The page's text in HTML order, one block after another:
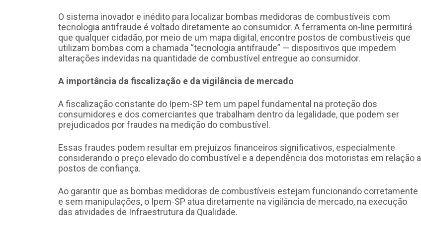
O sistema inovador e inédito para localizar bombas medidoras de combustíveis com
tecnologia antifraude é voltado diretamente ao consumidor. A ferramenta on-line permitirá
que qualquer cidadão, por meio de um mapa digital, encontre postos de combustíveis que
utilizam bombas com a chamada “tecnologia antifraude” — dispositivos que impedem
alterações indevidas na quantidade de combustível entregue ao consumidor.
A importância da fiscalização e da vigilância de mercado
A fiscalização constante do Ipem-SP tem um papel fundamental na proteção dos
consumidores e dos comerciantes que trabalham dentro da legalidade, que podem ser
prejudicados por fraudes na medição do combustível.
Essas fraudes podem resultar em prejuízos financeiros significativos, especialmente
considerando o preço elevado do combustível e a dependência dos motoristas em relação a
postos de confiança.
Ao garantir que as bombas medidoras de combustíveis estejam funcionando corretamente
e sem manipulações, o Ipem-SP atua diretamente na vigilância de mercado, na execução
das atividades de Infraestrutura da Qualidade.